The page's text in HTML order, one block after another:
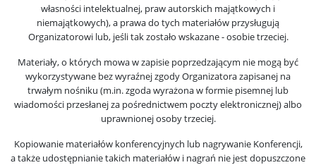
własności intelektualnej, praw autorskich majątkowych i
niemajątkowych), a prawa do tych materiałów przysługują
Organizatorowi lub, jeśli tak zostało wskazane - osobie trzeciej.
Materiały, o których mowa w zapisie poprzedzającym nie mogą być
wykorzystywane bez wyraźnej zgody Organizatora zapisanej na
trwałym nośniku (m.in. zgoda wyrażona w formie pisemnej lub
wiadomości przesłanej za pośrednictwem poczty elektronicznej) albo
uprawnionej osoby trzeciej.
Kopiowanie materiałów konferencyjnych lub nagrywanie Konferencji,
a także udostępnianie takich materiałów i nagrań nie jest dopuszczone